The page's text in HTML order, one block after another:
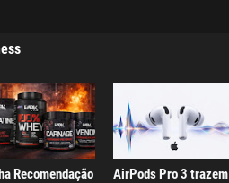
Recomendação
AirPods Pro 3 trazem